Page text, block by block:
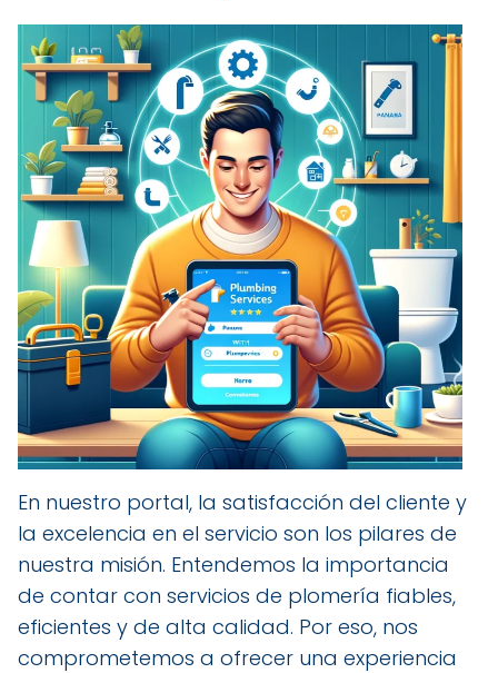
En nuestro portal, la satisfacción del cliente y
la excelencia en el servicio son los pilares de
nuestra misión. Entendemos la importancia
de contar con servicios de plomería fiables,
eficientes y de alta calidad. Por eso, nos
comprometemos a ofrecer una experiencia